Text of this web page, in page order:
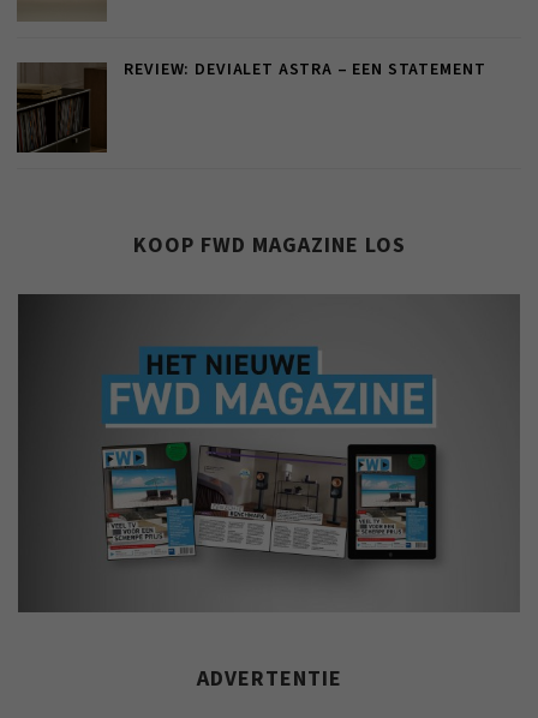
REVIEW: DEVIALET ASTRA – EEN STATEMENT
KOOP FWD MAGAZINE LOS
ADVERTENTIE